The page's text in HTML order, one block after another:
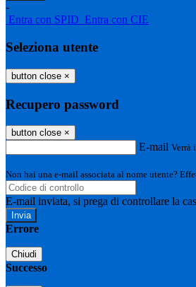
-
Entra con SPID Entra con CIE
Seleziona utente
button close ×
Recupero password
button close ×
E-mail Verrà
Non hai una e-mail associata al nome utente?
E-mail inviata, si prega di controllare la
Errore
Chiudi
Successo